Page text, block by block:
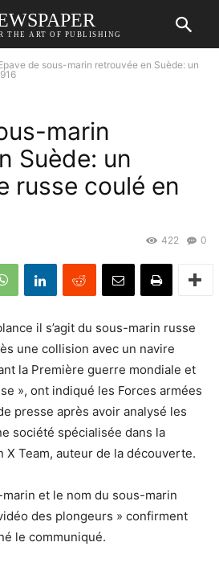
THE ART OF PUBLISHING
de sous-marin retrouvée en Suède: un
marin
Suède: un
russe coulé en
0
422
il s’agit du sous-marin russe
une collision avec un navire
la Première guerre mondiale et
», ont indiqué les Forces armées
presse après avoir analysé les
société spécialisée dans la
X Team, auteur de la découverte.
et le nom du sous-marin
des plongeurs » confirment
le communiqué.